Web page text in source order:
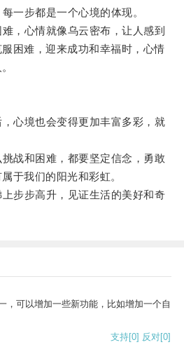
步都是一个心境的体现。
心情就像乌云密布，让人感到
困难，迎来成功和幸福时，心情
境也会变得更加丰富多彩，就
和困难，都要坚定信念，勇敢
于我们的阳光和彩虹。
步高升，见证生活的美好和奇
，可以增加一些新功能，比如增加一个自
支持[0] 反对[0]